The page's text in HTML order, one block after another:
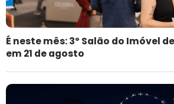
É neste mês: 3º Salão do Imóvel
em 21 de agosto